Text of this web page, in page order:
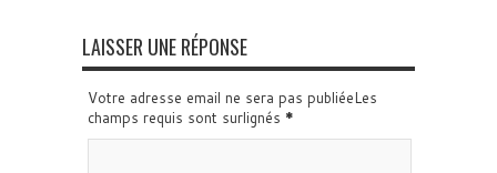
LAISSER UNE RÉPONSE
Votre adresse email ne sera pas publiéeLes
champs requis sont surlignés *